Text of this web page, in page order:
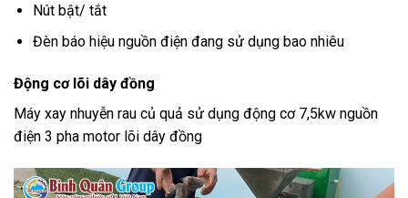
Nút bật/ tắt
Đèn báo hiệu nguồn điện đang sử dụng bao nhiêu
Động cơ lõi dây đồng
Máy xay nhuyễn rau củ quả sử dụng động cơ 7,5kw nguồn
điện 3 pha motor lõi dây đồng